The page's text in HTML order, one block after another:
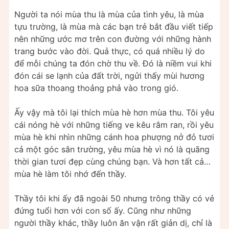
Người ta nói mùa thu là mùa của tình yêu, là mùa
tựu trường, là mùa mà các bạn trẻ bắt đầu viết tiếp
nên những ước mơ trên con đường với những hành
trang bước vào đời. Quả thực, có quá nhiều lý do
để mỗi chúng ta đón chờ thu về. Đó là niềm vui khi
đón cái se lạnh của đất trời, ngửi thấy mùi hương
hoa sữa thoang thoảng phả vào trong gió.
Ấy vậy mà tôi lại thích mùa hè hơn mùa thu. Tôi yêu
cái nóng hè với những tiếng ve kêu râm ran, rồi yêu
mùa hè khi nhìn những cánh hoa phượng nở đỏ tươi
cả một góc sân trường, yêu mùa hè vì nó là quãng
thời gian tươi đẹp cùng chúng bạn. Và hơn tất cả…
mùa hè làm tôi nhớ đến thầy.
Thầy tôi khi ấy đã ngoài 50 nhưng trông thầy có vẻ
đứng tuổi hơn với con số ấy. Cũng như những
người thầy khác, thầy luôn ăn vận rất giản dị, chỉ là